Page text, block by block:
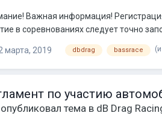
Важная информация!
в соревнованиях следует точно
марта, 2019 dbdrag bassrace
по участию
тема в dB Drag